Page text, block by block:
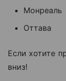
Монреаль
Оттава
Если хотите
вниз!